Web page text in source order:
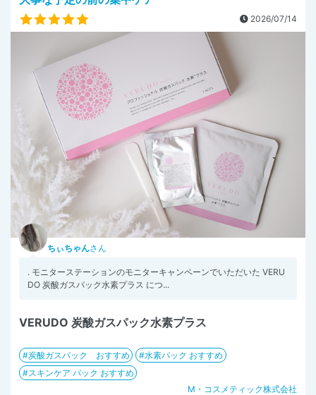
2026/07/14
ちぃちゃんさん
. モニターステーションのモニターキャンペーンでいただいた VERU
DO 炭酸ガスパック水素プラス につ...
VERUDO 炭酸ガスパック水素プラス
炭酸ガスパック おすすめ
水素パック おすすめ
スキンケア パック おすすめ
M・コスメティック株式会社